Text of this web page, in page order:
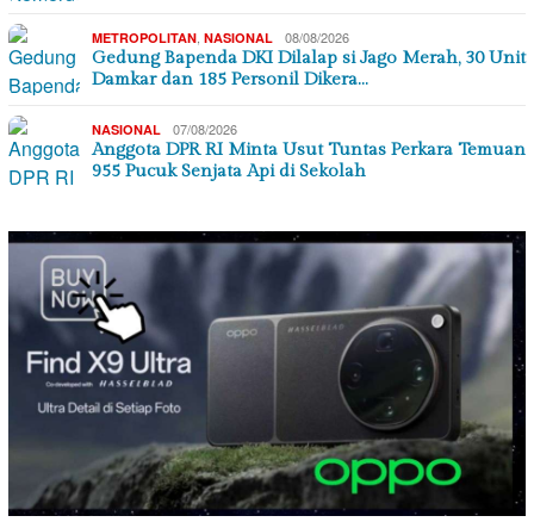
METROPOLITAN, NASIONAL 08/08/2026
Gedung Bapenda DKI Dilalap si Jago Merah, 30 Unit
Damkar dan 185 Personil Dikera…
NASIONAL 07/08/2026
Anggota DPR RI Minta Usut Tuntas Perkara Temuan
955 Pucuk Senjata Api di Sekolah